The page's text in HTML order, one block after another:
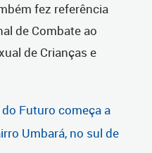
fez referência
de Combate ao
de Crianças e
Futuro começa a
Umbará, no sul de